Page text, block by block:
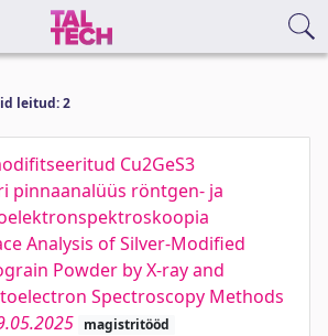
leitud: 2
Cu2GeS3
pinnaanalüüs röntgen- ja
Analysis of Silver-Modified
Powder by X-ray and
Spectroscopy Methods
magistritööd